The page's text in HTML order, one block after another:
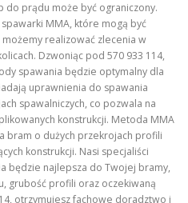
do prądu może być ograniczony.
MMA, które mogą być
realizować zlecenia w
Dzwoniąc pod 570 933 114,
spawania będzie optymalny dla
uprawnienia do spawania
spawalniczych, co pozwala na
konstrukcji. Metoda MMA
bram o dużych przekrojach profili
konstrukcji. Nasi specjaliści
będzie najlepsza do Twojej bramy,
grubość profili oraz oczekiwaną
otrzymujesz fachowe doradztwo i